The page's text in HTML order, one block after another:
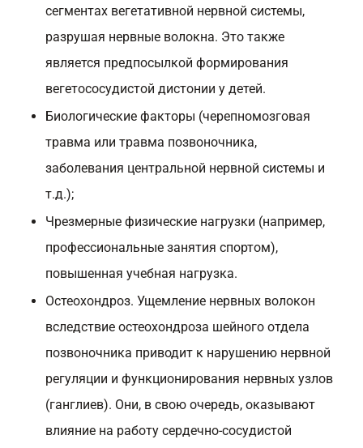
сегментах вегетативной нервной системы,
разрушая нервные волокна. Это также
является предпосылкой формирования
вегетососудистой дистонии у детей.
Биологические факторы (черепномозговая
травма или травма позвоночника,
заболевания центральной нервной системы и
т.д.);
Чрезмерные физические нагрузки (например,
профессиональные занятия спортом),
повышенная учебная нагрузка.
Остеохондроз. Ущемление нервных волокон
вследствие остеохондроза шейного отдела
позвоночника приводит к нарушению нервной
регуляции и функционирования нервных узлов
(ганглиев). Они, в свою очередь, оказывают
влияние на работу сердечно-сосудистой